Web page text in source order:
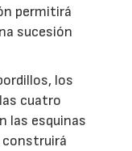
permitirá
sucesión
los
cuatro
las esquinas
construirá